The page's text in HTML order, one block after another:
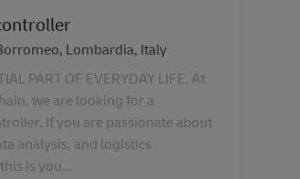
Lombardia, Italy
PART OF EVERYDAY LIFE. At
we are looking for a
If you are passionate about
analysis, and logistics
is you...